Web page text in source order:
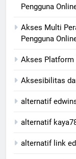
Pengguna
Akses Multi
Pengguna
Akses Platform
Aksesibilitas
alternatif
alternatif
alternatif link